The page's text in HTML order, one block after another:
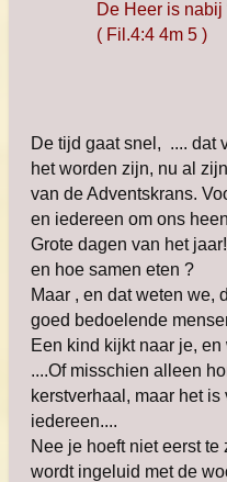
De Heer is nabij
( Fil.4:4 4m 5 )
De tijd gaat snel, .... dat
het worden zijn, nu al
van de Adventskrans.
en iedereen om ons
Grote dagen van het
en hoe samen eten ?
Maar , en dat weten we,
goed bedoelende
Een kind kijkt naar je,
....Of misschien alleen
kerstverhaal, maar het
iedereen....
Nee je hoeft niet eerst
wordt ingeluid met de